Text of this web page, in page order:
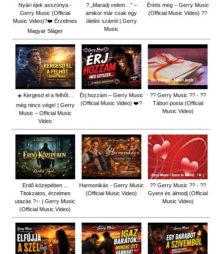
Nyári éjek asszonya -
Gerry Music (Official
Music Video)?❤️ Érzelmes
Magyar Sláger
? „Maradj velem…” –
amikor már csak egy
ölelés számít | Gerry
Music
Érints meg – Gerry Music
(Official Music Video) ??
☀️ Kergesd el a felhőt…
még nincs vége! | Gerry
Music – Official Music
Video
Érj hozzám – Gerry Music
(Official Music Video) ❤️?
?? Gerry Music ?? - ??
Tábori posta (Official
Music Video)
Erdő közepében ...
Titokzatos, érzelmes
utazás ?✨ | Gerry Music
(Official Music Video)
Harmonikás - Gerry Music
(Official Music Video)
?? Gerry Music ?? - ??
Gyere és álmodj (Official
Music Video)